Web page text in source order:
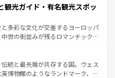
や気候が異なるスペインはその個
ほしい。
ている。華麗な宮殿、歴史的な大
して豊かな自然が、訪れる者を心
ランスは美食の国としても知ら
スコ無形文化遺産にも登録されて
ど、多彩な楽しみ方が可能だ。さ
も魅力が溢れており、どの街角に
づいている。パリ以外の個性あふ
観光ガイド・有名観光スポッ
多彩な文化が交差するヨーロッパ
世の街並みが残るロマンチック街
を歩いても飽きることがない。ベ
イエルン州のアルプスの絶景、そ
ン畑といった風景は必見。ビール
統と最先端が共存する国。ウェス
博物館のようなランドマーク、歴